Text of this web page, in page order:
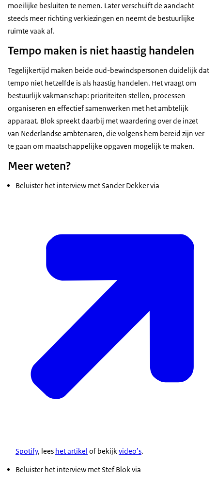
moeilijke besluiten te nemen. Later verschuift de aandacht
steeds meer richting verkiezingen en neemt de bestuurlijke
ruimte vaak af.
Tempo maken is niet haastig handelen
Tegelijkertijd maken beide oud-bewindspersonen duidelijk dat
tempo niet hetzelfde is als haastig handelen. Het vraagt om
bestuurlijk vakmanschap: prioriteiten stellen, processen
organiseren en effectief samenwerken met het ambtelijk
apparaat. Blok spreekt daarbij met waardering over de inzet
van Nederlandse ambtenaren, die volgens hem bereid zijn ver
te gaan om maatschappelijke opgaven mogelijk te maken.
Meer weten?
Beluister het interview met Sander Dekker via
Spotify, lees het artikel of bekijk video’s.
Beluister het interview met Stef Blok via